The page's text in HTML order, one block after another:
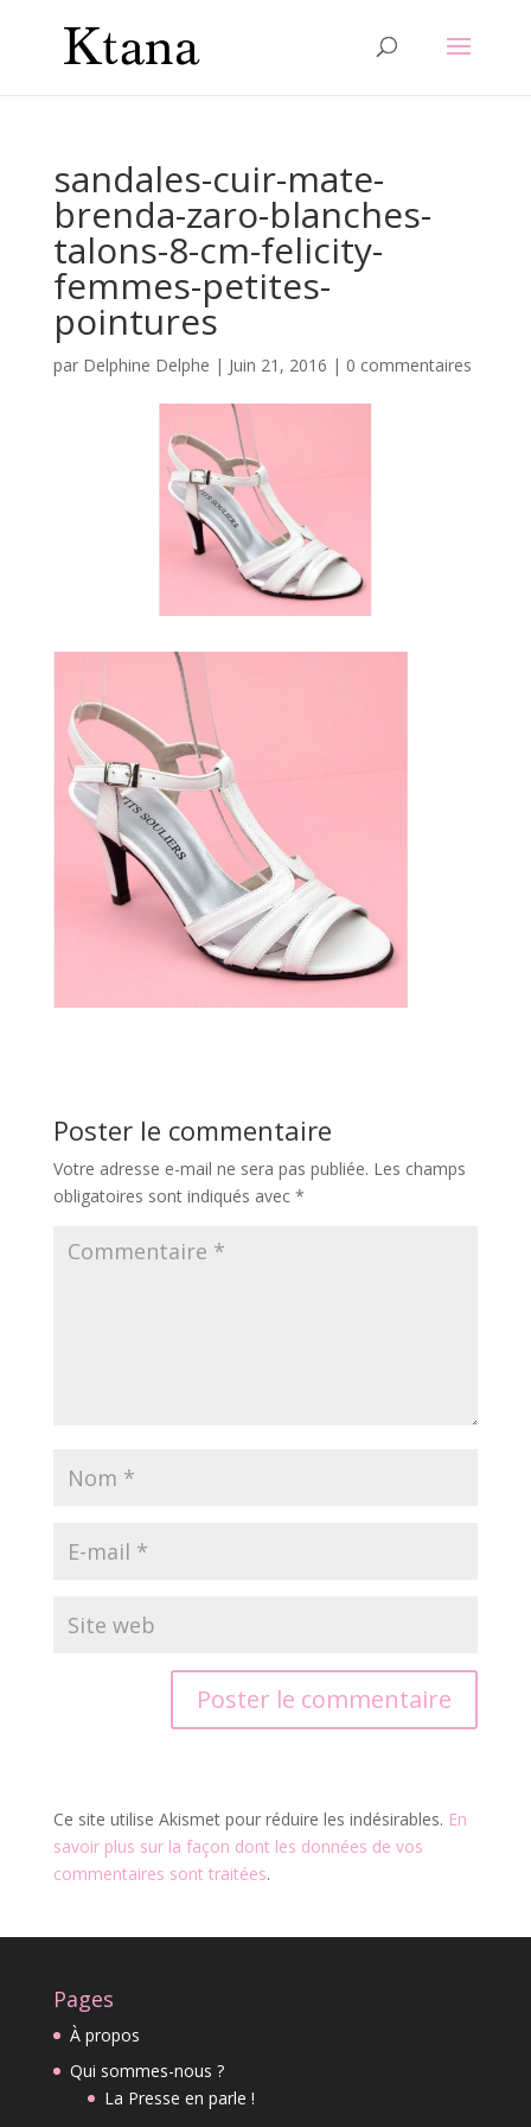
sandales-cuir-mate-
brenda-zaro-blanches-
talons-8-cm-felicity-
femmes-petites-
pointures
par Delphine Delphe | Juin 21, 2016 | 0 commentaires
Poster le commentaire
Votre adresse e-mail ne sera pas publiée. Les champs
obligatoires sont indiqués avec *
Ce site utilise Akismet pour réduire les indésirables. En
savoir plus sur la façon dont les données de vos
commentaires sont traitées.
Pages
À propos
Qui sommes-nous ?
La Presse en parle !